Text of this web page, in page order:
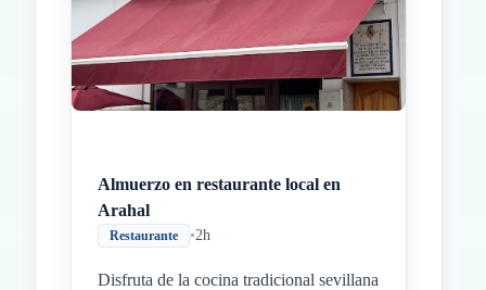
Almuerzo en restaurante local en
Arahal
Restaurante •2h
Disfruta de la cocina tradicional sevillana